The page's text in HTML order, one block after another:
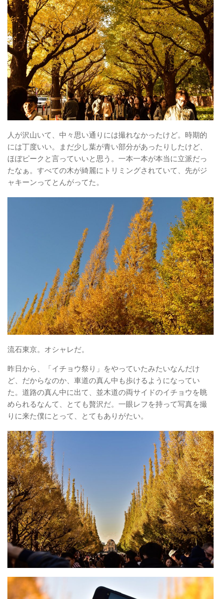
人が沢山いて、中々思い通りには撮れなかったけど。時期的
には丁度いい。まだ少し葉が青い部分があったりしたけど、
ほぼピークと言っていいと思う。一本一本が本当に立派だっ
たなぁ。すべての木が綺麗にトリミングされていて、先がジ
ャキーンってとんがってた。
流石東京。オシャレだ。
昨日から、「イチョウ祭り」をやっていたみたいなんだけ
ど、だからなのか、車道の真ん中も歩けるようになってい
た。道路の真ん中に出て、並木道の両サイドのイチョウを眺
められるなんて、とても贅沢だ。一眼レフを持って写真を撮
りに来た僕にとって、とてもありがたい。